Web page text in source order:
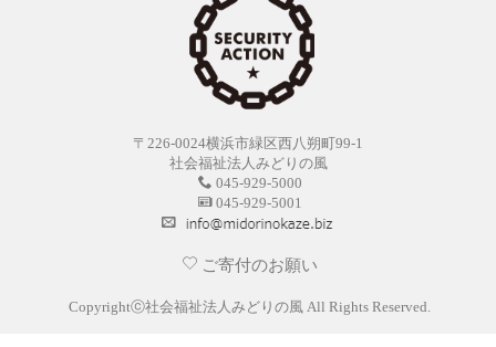
〒226-0024横浜市緑区西八朔町99-1
社会福祉法人みどりの風
045-929-5000
045-929-5001
ご寄付のお願い
Copyrightⓒ社会福祉法人みどりの風 All Rights Reserved.